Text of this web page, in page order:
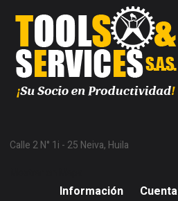
Calle 2 N° 1i - 25 Neiva, Huila
Información Cuenta